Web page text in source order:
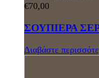
€70,00
ΣΟΥΠΙΕΡΑ
Διαβάστε